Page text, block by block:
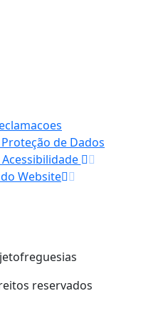
de Dados
Website
reservados